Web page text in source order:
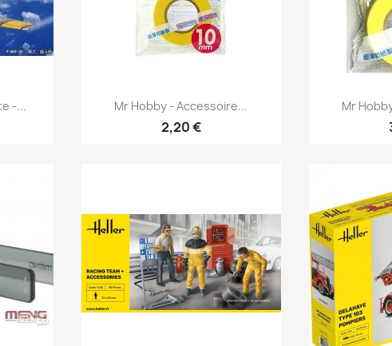
-... Aperçu rapide
Mr Hobby - Accessoire...
2,20 €

Mr